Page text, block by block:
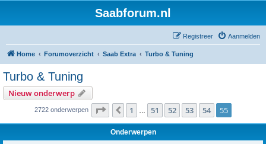
Saabforum.nl
Aanmelden
Registreer
Home Forumoverzicht Saab Extra Turbo & Tuning
Turbo & Tuning
Nieuw onderwerp
2722 onderwerpen Pagina 55van
Vorige
1 51 52 53 54 55
Onderwerpen